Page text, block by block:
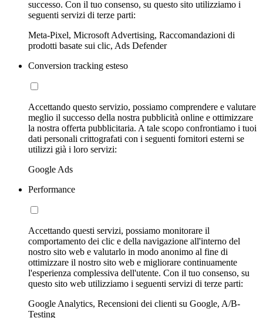
successo. Con il tuo consenso, su questo sito utilizziamo i
seguenti servizi di terze parti:
Meta-Pixel, Microsoft Advertising, Raccomandazioni di
prodotti basate sui clic, Ads Defender
Conversion tracking esteso
Accettando questo servizio, possiamo comprendere e valutare
meglio il successo della nostra pubblicità online e ottimizzare
la nostra offerta pubblicitaria. A tale scopo confrontiamo i tuoi
dati personali crittografati con i seguenti fornitori esterni se
utilizzi già i loro servizi:
Google Ads
Performance
Accettando questi servizi, possiamo monitorare il
comportamento dei clic e della navigazione all'interno del
nostro sito web e valutarlo in modo anonimo al fine di
ottimizzare il nostro sito web e migliorare continuamente
l'esperienza complessiva dell'utente. Con il tuo consenso, su
questo sito web utilizziamo i seguenti servizi di terze parti:
Google Analytics, Recensioni dei clienti su Google, A/B-
Testing